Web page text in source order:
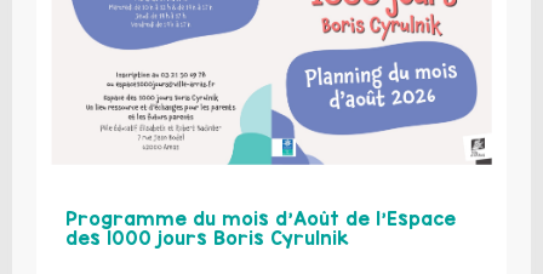
Programme du mois d’Août de l’Espace
des 1000 jours Boris Cyrulnik